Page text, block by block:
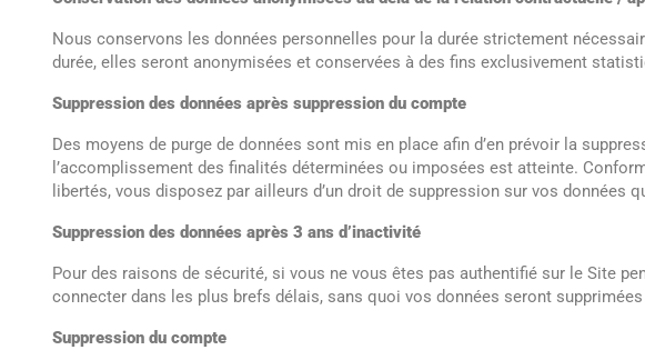
Nous conservons les données personnelles pour la durée strictement
durée, elles seront anonymisées et conservées à des fins exclusivement
Suppression des données après suppression du compte
Des moyens de purge de données sont mis en place afin d’en prévoir la
l’accomplissement des finalités déterminées ou imposées est atteinte.
libertés, vous disposez par ailleurs d’un droit de suppression sur vos données
Suppression des données après 3 ans d’inactivité
Pour des raisons de sécurité, si vous ne vous êtes pas authentifié sur le Site
connecter dans les plus brefs délais, sans quoi vos données seront
Suppression du compte